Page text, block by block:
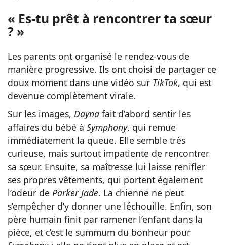
« Es-tu prêt à rencontrer ta sœur
? »
Les parents ont organisé le rendez-vous de
manière progressive. Ils ont choisi de partager ce
doux moment dans une vidéo sur TikTok, qui est
devenue complètement virale.
Sur les images, Dayna fait d’abord sentir les
affaires du bébé à Symphony, qui remue
immédiatement la queue. Elle semble très
curieuse, mais surtout impatiente de rencontrer
sa sœur. Ensuite, sa maîtresse lui laisse renifler
ses propres vêtements, qui portent également
l’odeur de Parker Jade. La chienne ne peut
s’empêcher d’y donner une léchouille. Enfin, son
père humain finit par ramener l’enfant dans la
pièce, et c’est le summum du bonheur pour